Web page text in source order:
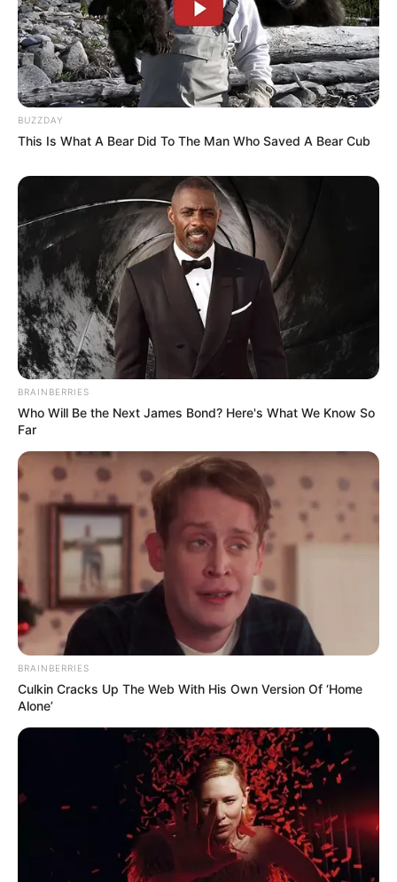
Decor Fácil
BUZZDAY
This Is What A Bear Did To The Man Who Saved A Bear Cub
BRAINBERRIES
Who Will Be the Next James Bond? Here's What We Know So
Far
BRAINBERRIES
Culkin Cracks Up The Web With His Own Version Of ‘Home
Alone’